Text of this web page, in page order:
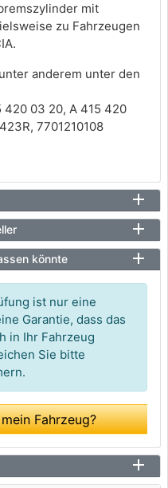
mit
zu Fahrzeugen
anderem unter den
420 03 20, A 415 420
7701210108
könnte
ist nur eine
Garantie, dass das
in Ihr Fahrzeug
Sie bitte
Fahrzeug?